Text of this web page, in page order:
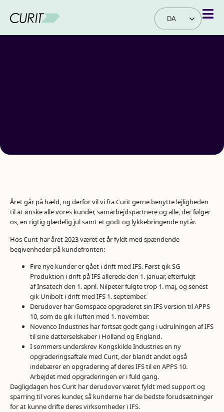
DA
Året går på hæld, og derfor vil vi fra Curit gerne benytte lejligheden
til at ønske alle vores kunder, samarbejdspartnere og alle, der følger
os, en rigtig glædelig jul samt et godt og lykkebringende nytår.
Hos Curit har året 2023 været et år fyldt med spændende
begivenheder på kundefronten:
Fire nye kunder er gået i drift med IFS. Først gikSG
Produktion i drift på IFS allerede den 1. januar, efterfulgt
afInsatech den 1. april. Nilpeterfulgte trop 1. maj, og senest
gik Unibolt i drift med IFS 1. september.
Derudover harGomspaceopgraderet sin IFS version til APPS
10, som de gik i luften med 1. november.
Novenco Industries har fortsat godt gang i udrulningen af IFS
til sine datterselskaber i Holland og England.
I sommers underskrev Kongskilde Industriesen ny
opgraderingsaftale med Curit, der blandt andet også
indebærer en opgradering af deres IFS til en APPS 10.
Arbejdet med opgraderingen er i fuld gang.
Dagligdagen hos Curit har derudover været fyldt med support og
sparring til vores kunder, så kunderne har de bedste forudsætninger
for at kunne drifte deres virksomheder i IFS.